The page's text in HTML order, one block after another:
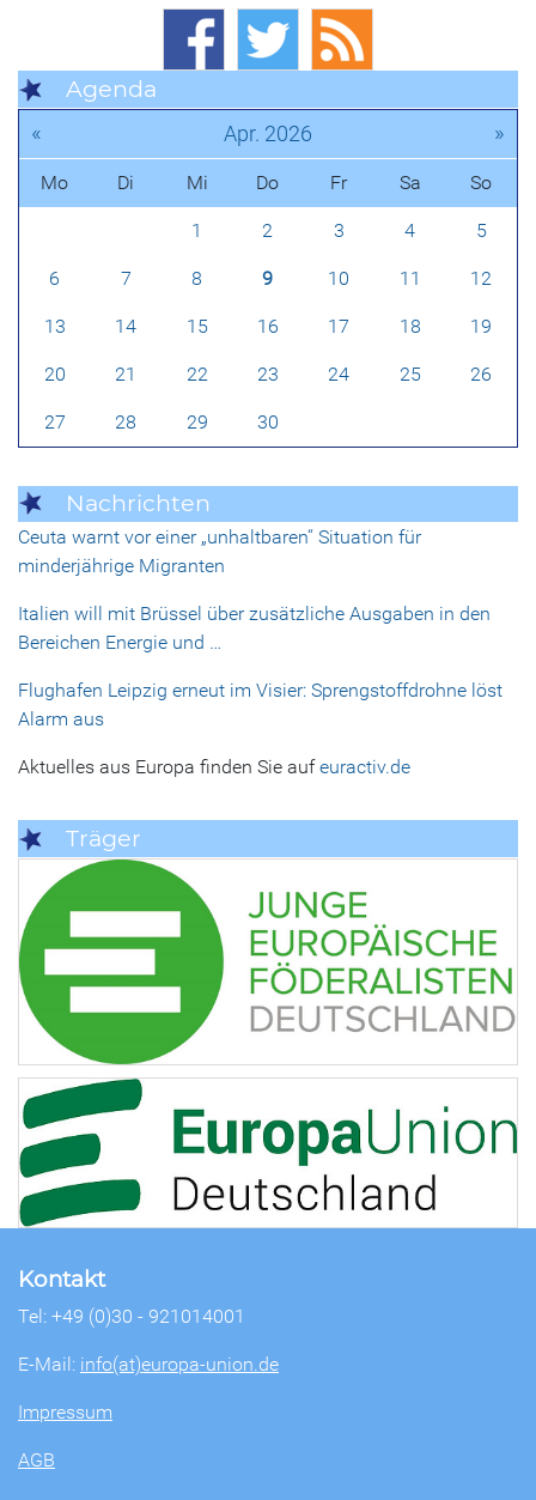
Agenda
« Apr. 2026 »
Mo Di Mi Do Fr Sa So
1 2 3 4 5
6 7 8 9 10 11 12
13 14 15 16 17 18 19
20 21 22 23 24 25 26
27 28 29 30
Nachrichten
Ceuta warnt vor einer „unhaltbaren“ Situation für
minderjährige Migranten
Italien will mit Brüssel über zusätzliche Ausgaben in den
Bereichen Energie und …
Flughafen Leipzig erneut im Visier: Sprengstoffdrohne löst
Alarm aus
Aktuelles aus Europa finden Sie aufeuractiv.de
Träger
Kontakt
Tel: +49 (0)30 - 921014001
E-Mail: info(at)europa-union.de
Impressum
AGB